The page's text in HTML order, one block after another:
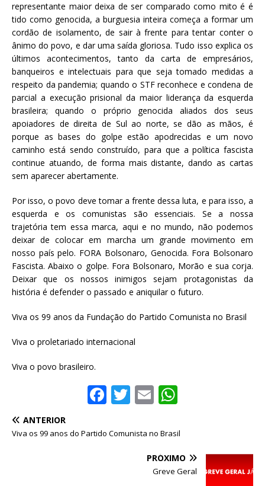
representante maior deixa de ser comparado como mito é é
tido como genocida, a burguesia inteira começa a formar um
cordão de isolamento, de sair à frente para tentar conter o
ânimo do povo, e dar uma saída gloriosa. Tudo isso explica os
últimos acontecimentos, tanto da carta de empresários,
banqueiros e intelectuais para que seja tomado medidas a
respeito da pandemia; quando o STF reconhece e condena de
parcial a execução prisional da maior liderança da esquerda
brasileira; quando o próprio genocida aliados dos seus
apoiadores de direita de Sul ao norte, se dão as mãos, é
porque as bases do golpe estão apodrecidas e um novo
caminho está sendo construído, para que a política fascista
continue atuando, de forma mais distante, dando as cartas
sem aparecer abertamente.
Por isso, o povo deve tomar a frente dessa luta, e para isso, a
esquerda e os comunistas são essenciais. Se a nossa
trajetória tem essa marca, aqui e no mundo, não podemos
deixar de colocar em marcha um grande movimento em
nosso país pelo. FORA Bolsonaro, Genocida. Fora Bolsonaro
Fascista. Abaixo o golpe. Fora Bolsonaro, Morão e sua corja.
Deixar que os nossos inimigos sejam protagonistas da
história é defender o passado e aniquilar o futuro.
Viva os 99 anos da Fundação do Partido Comunista no Brasil
Viva o proletariado internacional
Viva o povo brasileiro.
F
c
T
it
te
E
ai
l
at
s
A
ANTERIOR
Viva os 99 anos do Partido Comunista no Brasil
PRÓXIMO
Greve Geral